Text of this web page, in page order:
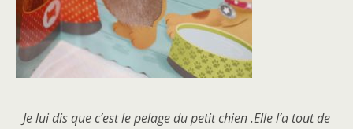
Je lui dis que c’est le pelage du petit chien .Elle l’a tout de